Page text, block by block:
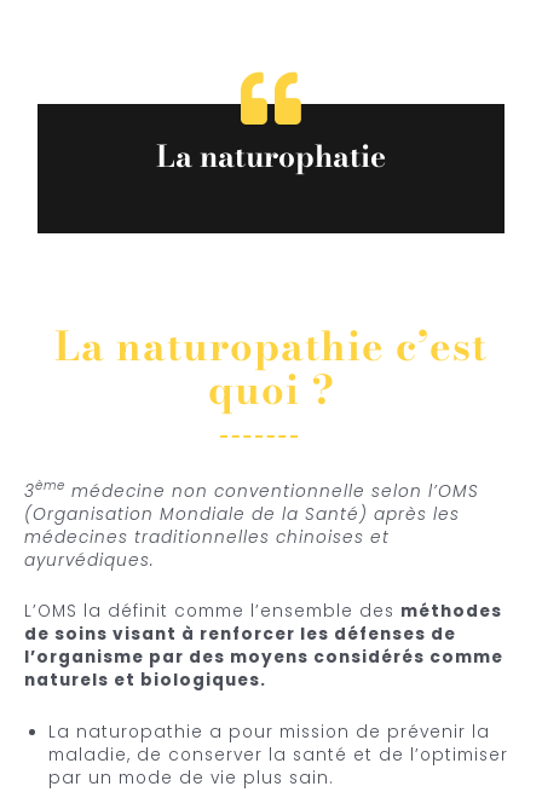
La naturophatie
La naturopathie c’est
quoi ?
3ème médecine non conventionnelle selon l’OMS
(Organisation Mondiale de la Santé) après les
médecines traditionnelles chinoises et
ayurvédiques.
L’OMS la définit comme l’ensemble des méthodes
de soins visant à renforcer les défenses de
l’organisme par des moyens considérés comme
naturels et biologiques.
La naturopathie a pour mission de prévenir la
maladie, de conserver la santé et de l’optimiser
par un mode de vie plus sain.